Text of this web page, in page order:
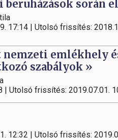
beruházások során
17:14 | Utolsó frissítés:
emlékhely
szabályok »
| Utolsó frissítés: 2019.07.01.
12:32 | Utolsó frissítés: